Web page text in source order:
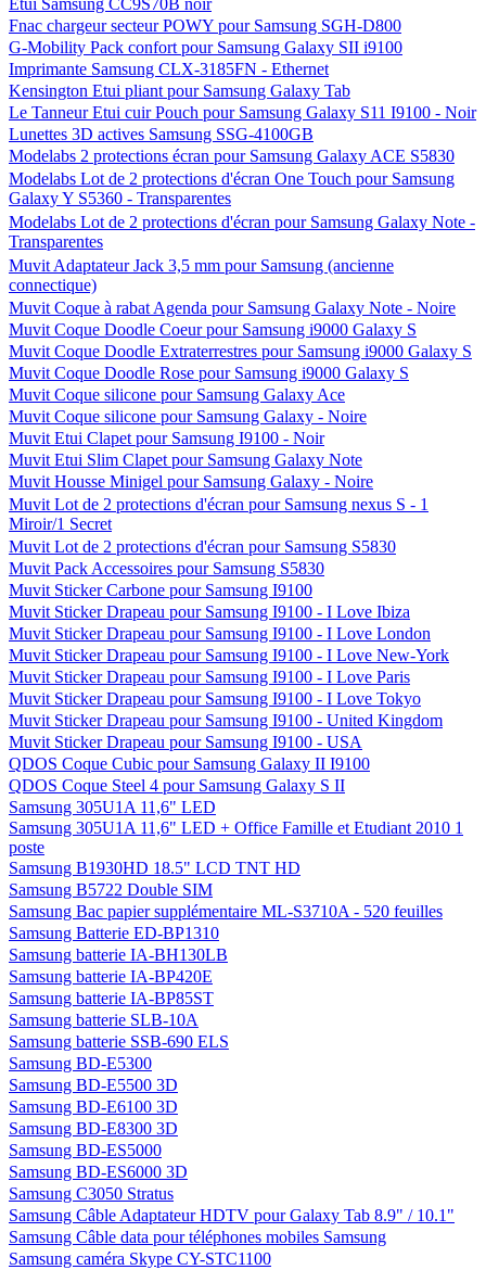
Etui Samsung CC9S70B noir
Fnac chargeur secteur POWY pour Samsung SGH-D800
G-Mobility Pack confort pour Samsung Galaxy SII i9100
Imprimante Samsung CLX-3185FN - Ethernet
Kensington Etui pliant pour Samsung Galaxy Tab
Le Tanneur Etui cuir Pouch pour Samsung Galaxy S11 I9100 - Noir
Lunettes 3D actives Samsung SSG-4100GB
Modelabs 2 protections écran pour Samsung Galaxy ACE S5830
Modelabs Lot de 2 protections d'écran One Touch pour Samsung
Galaxy Y S5360 - Transparentes
Modelabs Lot de 2 protections d'écran pour Samsung Galaxy Note -
Transparentes
Muvit Adaptateur Jack 3,5 mm pour Samsung (ancienne
connectique)
Muvit Coque à rabat Agenda pour Samsung Galaxy Note - Noire
Muvit Coque Doodle Coeur pour Samsung i9000 Galaxy S
Muvit Coque Doodle Extraterrestres pour Samsung i9000 Galaxy S
Muvit Coque Doodle Rose pour Samsung i9000 Galaxy S
Muvit Coque silicone pour Samsung Galaxy Ace
Muvit Coque silicone pour Samsung Galaxy - Noire
Muvit Etui Clapet pour Samsung I9100 - Noir
Muvit Etui Slim Clapet pour Samsung Galaxy Note
Muvit Housse Minigel pour Samsung Galaxy - Noire
Muvit Lot de 2 protections d'écran pour Samsung nexus S - 1
Miroir/1 Secret
Muvit Lot de 2 protections d'écran pour Samsung S5830
Muvit Pack Accessoires pour Samsung S5830
Muvit Sticker Carbone pour Samsung I9100
Muvit Sticker Drapeau pour Samsung I9100 - I Love Ibiza
Muvit Sticker Drapeau pour Samsung I9100 - I Love London
Muvit Sticker Drapeau pour Samsung I9100 - I Love New-York
Muvit Sticker Drapeau pour Samsung I9100 - I Love Paris
Muvit Sticker Drapeau pour Samsung I9100 - I Love Tokyo
Muvit Sticker Drapeau pour Samsung I9100 - United Kingdom
Muvit Sticker Drapeau pour Samsung I9100 - USA
QDOS Coque Cubic pour Samsung Galaxy II I9100
QDOS Coque Steel 4 pour Samsung Galaxy S II
Samsung 305U1A 11,6" LED
Samsung 305U1A 11,6" LED + Office Famille et Etudiant 2010 1
poste
Samsung B1930HD 18.5" LCD TNT HD
Samsung B5722 Double SIM
Samsung Bac papier supplémentaire ML-S3710A - 520 feuilles
Samsung Batterie ED-BP1310
Samsung batterie IA-BH130LB
Samsung batterie IA-BP420E
Samsung batterie IA-BP85ST
Samsung batterie SLB-10A
Samsung batterie SSB-690 ELS
Samsung BD-E5300
Samsung BD-E5500 3D
Samsung BD-E6100 3D
Samsung BD-E8300 3D
Samsung BD-ES5000
Samsung BD-ES6000 3D
Samsung C3050 Stratus
Samsung Câble Adaptateur HDTV pour Galaxy Tab 8.9" / 10.1"
Samsung Câble data pour téléphones mobiles Samsung
Samsung caméra Skype CY-STC1100